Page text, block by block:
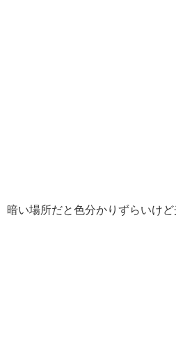
暗い場所だと色分かりずらいけど